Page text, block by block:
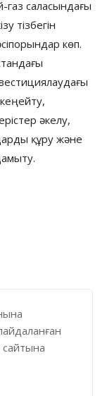
газ саласындағы
тізбегін
көп.
әкелу,
құру және
сайтына